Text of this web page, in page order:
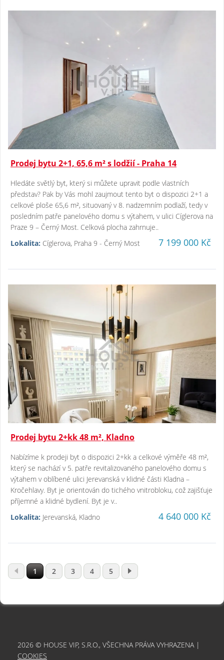
Prodej bytu 2+1, 65,6 m² s lodžií - Praha 14
Hledáte světlý byt, který si můžete upravit podle vlastních
představ? Pak by Vás mohl zaujmout tento byt o dispozici 2+1 a
celkové ploše 65,6 m², situovaný v 8. nadzemním podlaží, tedy v
posledním patře panelového domu s výtahem, v ulici Cíglerova na
Praze 9 – Černý Most. Celková plocha zahrnuje..
Lokalita: Cíglerova, Praha 9 - Černý Most 7 199 000 Kč
Prodej bytu 2+kk 48 m², Kladno
Nabízíme k prodeji byt o dispozici 2+kk a celkové výměře 48 m²,
který se nachází v 5. patře revitalizovaného panelového domu s
výtahem v oblíbené ulici Jerevanská v klidné části Kladna –
Kročehlavy. Byt je orientován do tichého vnitrobloku, což zajišťuje
příjemné a klidné bydlení. Byt je v..
Lokalita: Jerevanská, Kladno 4 640 000 Kč
1 2 3 4 5
2026 © HOUSE VIP, S.R.O., VŠECHNA PRÁVA VYHRAZENA |
COOKIES